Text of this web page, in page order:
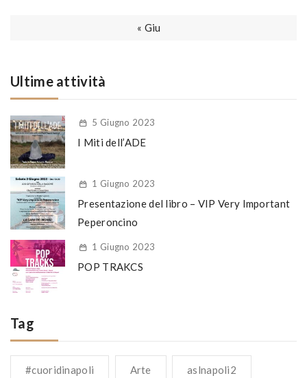
« Giu
Ultime attività
5 Giugno 2023
I Miti dell’ADE
1 Giugno 2023
Presentazione del libro – VIP Very Important
Peperoncino
1 Giugno 2023
POP TRAKCS
Tag
#cuoridinapoli Arte aslnapoli2